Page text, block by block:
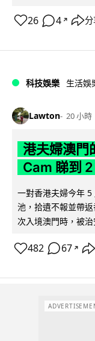
26 4 ↗
科技娛樂 生活娛
Lawton 20 小時
港夫婦澳門
Cam 睇到
一對香港夫婦今年
池，拾遺不報並帶
次入境澳門時，被
482 67 ↗